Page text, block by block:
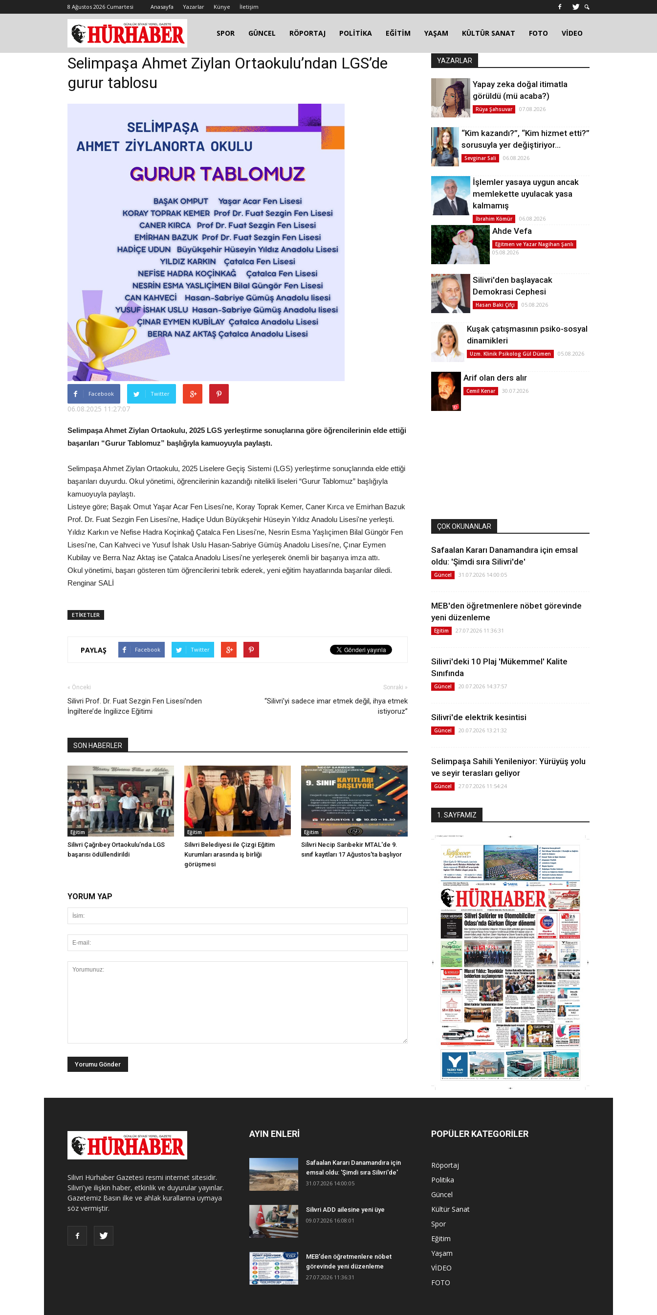
8 Ağustos 2026 Cumartesi Anasayfa Yazarlar Künye İletişim
SPOR GÜNCEL RÖPORTAJ POLİTİKA EĞİTİM YAŞAM KÜLTÜR SANAT FOTO VİDEO
Selimpaşa Ahmet Ziylan Ortaokulu’ndan LGS’de
gurur tablosu
Facebook Twitter
06.08.2025 11:27:07
Selimpaşa Ahmet Ziylan Ortaokulu, 2025 LGS yerleştirme sonuçlarına göre öğrencilerinin elde ettiği
başarıları “Gurur Tablomuz” başlığıyla kamuoyuyla paylaştı.
Selimpaşa Ahmet Ziylan Ortaokulu, 2025 Liselere Geçiş Sistemi (LGS) yerleştirme sonuçlarında elde ettiği
başarıları duyurdu. Okul yönetimi, öğrencilerinin kazandığı nitelikli liseleri “Gurur Tablomuz” başlığıyla
kamuoyuyla paylaştı.
Listeye göre; Başak Omut Yaşar Acar Fen Lisesi'ne, Koray Toprak Kemer, Caner Kırca ve Emirhan Bazuk
Prof. Dr. Fuat Sezgin Fen Lisesi'ne, Hadiçe Udun Büyükşehir Hüseyin Yıldız Anadolu Lisesi'ne yerleşti.
Yıldız Karkın ve Nefise Hadra Koçinkağ Çatalca Fen Lisesi'ne, Nesrin Esma Yaşlıçimen Bilal Güngör Fen
Lisesi'ne, Can Kahveci ve Yusuf İshak Uslu Hasan-Sabriye Gümüş Anadolu Lisesi'ne, Çınar Eymen
Kubilay ve Berra Naz Aktaş ise Çatalca Anadolu Lisesi'ne yerleşerek önemli bir başarıya imza attı.
Okul yönetimi, başarı gösteren tüm öğrencilerini tebrik ederek, yeni eğitim hayatlarında başarılar diledi.
Renginar SALİ
ETİKETLER
PAYLAŞ Facebook Twitter
« Önceki
Silivri Prof. Dr. Fuat Sezgin Fen Lisesi’nden
İngiltere’de İngilizce Eğitimi
Sonraki »
“Silivri’yi sadece imar etmek değil, ihya etmek
istiyoruz”
SON HABERLER
Eğitim
Silivri Çağrıbey Ortaokulu’nda LGS
başarısı ödüllendirildi
Eğitim
Silivri Belediyesi ile Çizgi Eğitim
Kurumları arasında iş birliği
görüşmesi
Eğitim
Silivri Necip Sarıbekir MTAL'de 9.
sınıf kayıtları 17 Ağustos'ta başlıyor
YORUM YAP
YAZARLAR
Yapay zeka doğal itimatla
görüldü (mü acaba?)
Rüya Şahsuvar 07.08.2026
“Kim kazandı?”, “Kim hizmet etti?”
sorusuyla yer değiştiriyor…
Sevginar Sali 06.08.2026
İşlemler yasaya uygun ancak
memlekette uyulacak yasa
kalmamış
İbrahim Kömür 06.08.2026
Ahde Vefa
Eğitmen ve Yazar Nagihan Şanlı
05.08.2026
Silivri'den başlayacak
Demokrasi Cephesi
Hasan Baki Çifçi 05.08.2026
Kuşak çatışmasının psiko-sosyal
dinamikleri
Uzm. Klinik Psikolog Gül Dümen 05.08.2026
Arif olan ders alır
Cemil Kenar 30.07.2026
ÇOK OKUNANLAR
Safaalan Kararı Danamandıra için emsal
oldu: 'Şimdi sıra Silivri'de'
Güncel 31.07.2026 14:00:05
MEB'den öğretmenlere nöbet görevinde
yeni düzenleme
Eğitim 27.07.2026 11:36:31
Silivri'deki 10 Plaj 'Mükemmel' Kalite
Sınıfında
Güncel 20.07.2026 14:37:57
Silivri'de elektrik kesintisi
Güncel 20.07.2026 13:21:32
Selimpaşa Sahili Yenileniyor: Yürüyüş yolu
ve seyir terasları geliyor
Güncel 27.07.2026 11:54:24
1. SAYFAMIZ
Silivri Hürhaber Gazetesi resmi internet sitesidir.
Silivri'ye ilişkin haber, etkinlik ve duyurular yayınlar.
Gazetemiz Basın ilke ve ahlak kurallarına uymaya
söz vermiştir.
AYIN ENLERİ
Safaalan Kararı Danamandıra için
emsal oldu: 'Şimdi sıra Silivri'de'
31.07.2026 14:00:05
Silivri ADD ailesine yeni üye
09.07.2026 16:08:01
MEB'den öğretmenlere nöbet
görevinde yeni düzenleme
27.07.2026 11:36:31
POPÜLER KATEGORİLER
Röportaj
Politika
Güncel
Kültür Sanat
Spor
Eğitim
Yaşam
VİDEO
FOTO